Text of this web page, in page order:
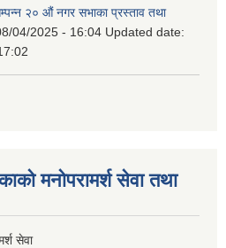
२० औं नगर सभाका प्रस्ताव तथा
04/2025 - 16:04 Updated date:
मनोपरामर्श सेवा तथा
सेवा